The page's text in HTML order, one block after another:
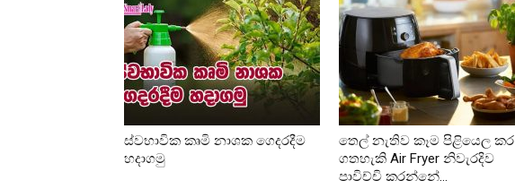
ස්වභාවික කෘමි නාශක ගෙදරදීම
හදාගමු
තෙල් නැතිව කෑම පිළියෙල කර
ගතහැකි Air Fryer නිවැරදිව
පාවිච්චි කරන්නේ...